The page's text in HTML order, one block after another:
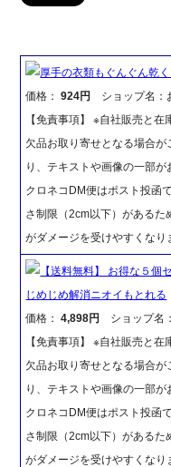
厚手の衣類もぐんぐん乾
価格：924円
ショップ名：
【免責事項】 ※自社販売と
欠品お取り寄せとなる場合
り、テキストや画像の一部
クロネコDM便はポスト投函
さ制限（2cm以下）があるた
がダメージを受けやすくなり
【送料無料】 お得な５個
じめじめ解消ニオイもとれる
価格：4,898円
ショップ名
【免責事項】 ※自社販売と
欠品お取り寄せとなる場合
り、テキストや画像の一部
クロネコDM便はポスト投函
さ制限（2cm以下）があるた
がダメージを受けやすくなり